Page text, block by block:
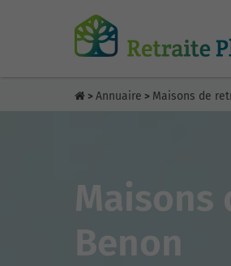
> Annuaire > Maisons de
Maisons
Benon